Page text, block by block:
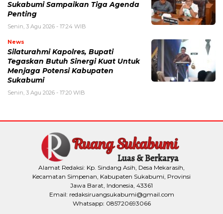
Sukabumi Sampaikan Tiga Agenda
Penting
Senin, 3 Agu 2026 - 17:24 WIB
News
Silaturahmi Kapolres, Bupati
Tegaskan Butuh Sinergi Kuat Untuk
Menjaga Potensi Kabupaten
Sukabumi
Senin, 3 Agu 2026 - 17:20 WIB
Alamat Redaksi: Kp. Sindang Asih, Desa Mekarasih,
Kecamatan Simpenan, Kabupaten Sukabumi, Provinsi
Jawa Barat, Indonesia, 43361
Email: redaksiruangsukabumi@gmail.com
Whatsapp: 085720693066